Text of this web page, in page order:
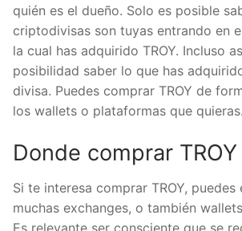
quién es el dueño. Solo es posible
criptodivisas son tuyas entrando en
la cual has adquirido TROY. Incluso
posibilidad saber lo que has
divisa. Puedes comprar TROY de
los wallets o plataformas que quieras.
Donde comprar TROY
Si te interesa comprar TROY, puedes
muchas exchanges, o también
Es relevante ser consciente que se